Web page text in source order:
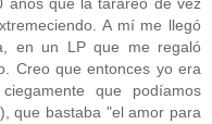
A mí me llegó
en un LP que me regaló
Creo que entonces yo era
que podíamos
que bastaba "el amor para